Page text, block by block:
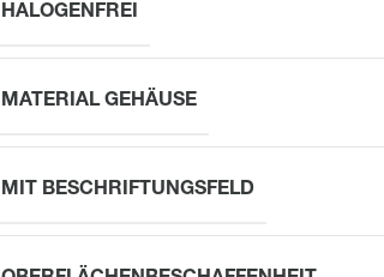
HALOGENFREI
MATERIAL GEHÄUSE
MIT BESCHRIFTUNGSFELD